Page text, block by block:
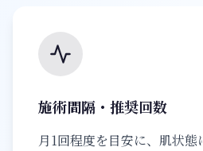
施術間隔・推奨回数
月1回程度を目安に、肌状